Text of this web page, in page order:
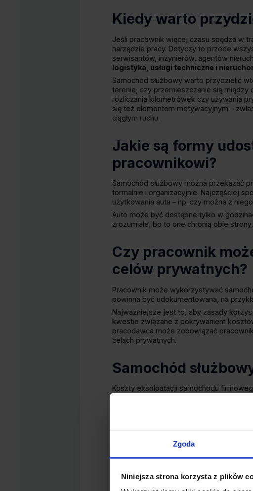
Zgoda
Niniejsza strona korzysta z plików
Kiedy warto
Jeśli pracownik więcej czasu spędza w
narzędzie pracy. Dotyczy to przede
serwisantów, inżynierów, agentów
logistyka, usługi techniczne i
Samochód służbowy warto przydzielić
terenie, czy przemieszczanie się między
rozliczania kilometrówek czy używania
się też elementem motywacyjnym –
ciągłym ruchu.
Jakie są formy
pracownikowi?
Samochód służbowy można przekazać
formalnie i organizacyjnie. Najczęściej
użytkowania auta – np. czy można z
Auto może być dostępne tylko w
zrozumiałe, bo to one chronią obie
Czy pracownik
celów prywatnych?
Pracownik może wykorzystywać
powinna być udokumentowana, na
Najważniejsze jest to, aby zasady
kwestie związane z pokrywaniem
pracodawca może zobowiązać
celach prywatnych.
Samochód
Koszty eksploatacji samochodu
w firmie jako koszty uzyskania
przypadku samochodów
Jak rozliczyć udostępnienie samochodu
służbowych, jak i prywatnych, to koszty
ewidencję przebiegu pojazdu, aby
Przeczytaj także: Ile wynoszą koszty